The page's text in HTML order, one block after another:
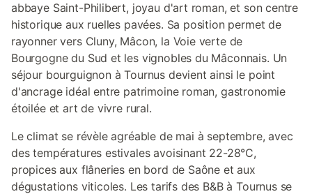
abbaye Saint-Philibert, joyau d'art roman, et son centre
historique aux ruelles pavées. Sa position permet de
rayonner vers Cluny, Mâcon, la Voie verte de
Bourgogne du Sud et les vignobles du Mâconnais. Un
séjour bourguignon à Tournus devient ainsi le point
d'ancrage idéal entre patrimoine roman, gastronomie
étoilée et art de vivre rural.
Le climat se révèle agréable de mai à septembre, avec
des températures estivales avoisinant 22-28°C,
propices aux flâneries en bord de Saône et aux
dégustations viticoles. Les tarifs des B&B à Tournus se